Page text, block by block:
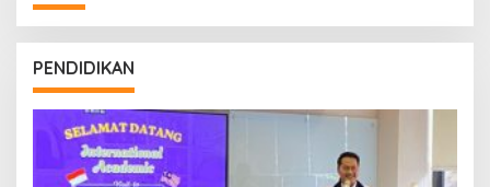
PENDIDIKAN